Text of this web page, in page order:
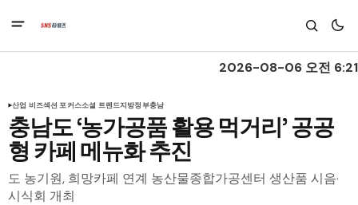
2026-08-06 오전 6:21
산업 비즈섹션 포커스소셜 트렌드지방정부충남
충남도 ‘농가공품 활용 먹거리’ 공공
형 카페 메뉴화 추진
도 농기원, 희망카페 연계 농산물종합가공센터 생산품 시음·
시식회 개최